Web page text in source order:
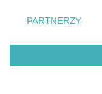
przeciwna!
zmienić/wycofać
znajdujący się w
rodzaje
użytkownika, ale
przetwarzaniu.
PARTNERZY